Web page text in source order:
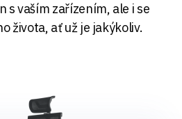
s vaším zařízením, ale i se
života, ať už je jakýkoliv.